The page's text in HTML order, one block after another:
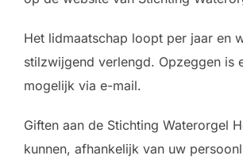
Het lidmaatschap loopt per jaar en
stilzwijgend verlengd. Opzeggen is
mogelijk via e-mail.
Giften aan de Stichting Waterorgel
kunnen, afhankelijk van uw